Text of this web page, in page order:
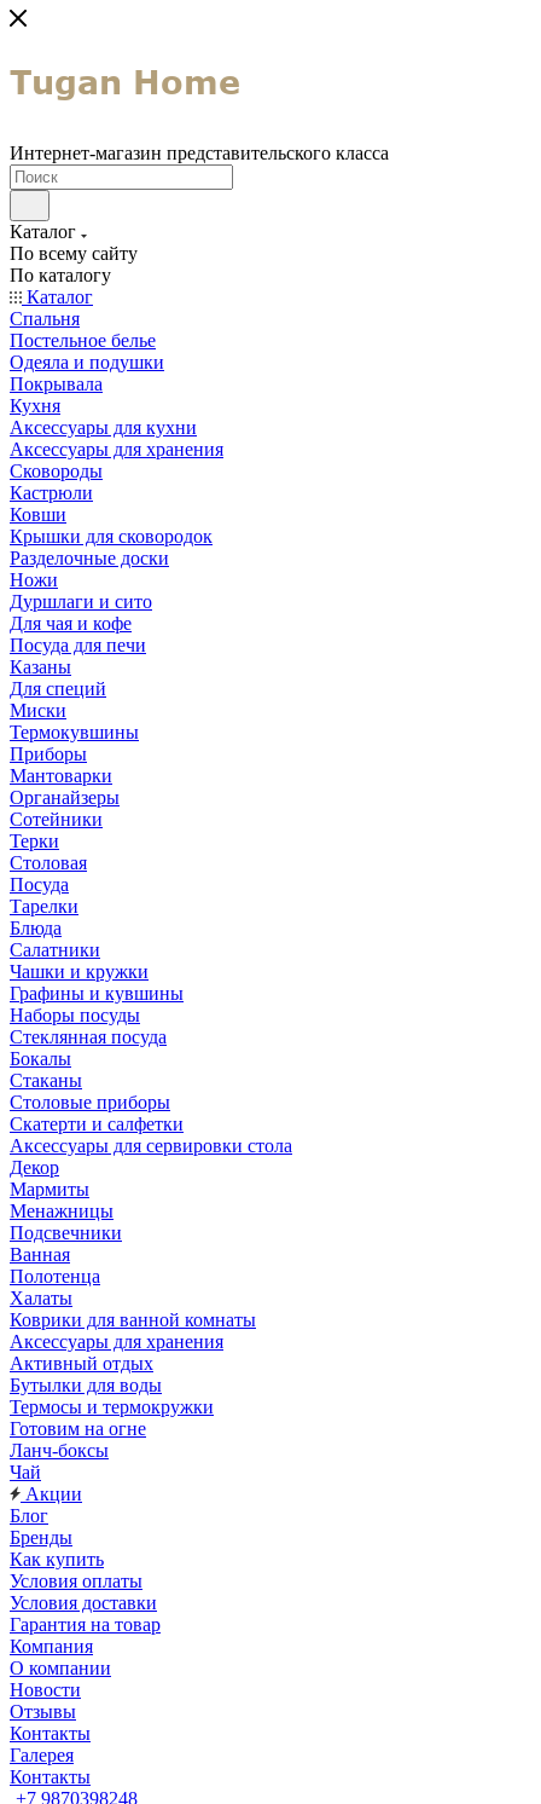
Интернет-магазин представительского класса
Каталог
По всему сайту
По каталогу
Каталог
Спальня
Постельное белье
Одеяла и подушки
Покрывала
Кухня
Аксессуары для кухни
Аксессуары для хранения
Сковороды
Кастрюли
Ковши
Крышки для сковородок
Разделочные доски
Ножи
Дуршлаги и сито
Для чая и кофе
Посуда для печи
Казаны
Для специй
Миски
Термокувшины
Приборы
Мантоварки
Органайзеры
Сотейники
Терки
Столовая
Посуда
Тарелки
Блюда
Салатники
Чашки и кружки
Графины и кувшины
Наборы посуды
Стеклянная посуда
Бокалы
Стаканы
Столовые приборы
Скатерти и салфетки
Аксессуары для сервировки стола
Декор
Мармиты
Менажницы
Подсвечники
Ванная
Полотенца
Халаты
Коврики для ванной комнаты
Аксессуары для хранения
Активный отдых
Бутылки для воды
Термосы и термокружки
Готовим на огне
Ланч-боксы
Чай
Акции
Блог
Бренды
Как купить
Условия оплаты
Условия доставки
Гарантия на товар
Компания
О компании
Новости
Отзывы
Контакты
Галерея
Контакты
+7 9870398248